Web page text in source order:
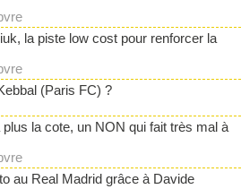
la piste low cost pour renforcer la
(Paris FC) ?
la cote, un NON qui fait très mal à
au Real Madrid grâce à Davide